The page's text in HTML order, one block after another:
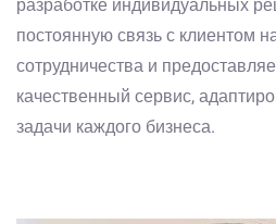
разработке индивидуальных
постоянную связь с клиентом
сотрудничества и
качественный сервис,
задачи каждого бизнеса.